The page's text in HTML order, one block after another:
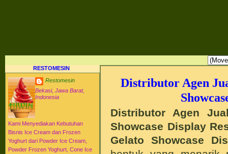
RESTOMESIN
Restomesin
Bekasi, Jawa Barat,
Indonesia
Kami Menyediakan Kebutuhan
Bisnis Ice Cream dan Frozen
Yoghurt dari Powder Ice Cream,
Powder Frozen Yoghurt, Cone Ice
Distributor Agen
Distributor Agen
Showcase Display
Gelato Showcase